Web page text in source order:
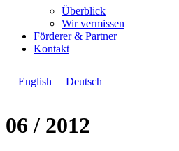
Überblick
Wir vermissen
Förderer & Partner
Kontakt
English Deutsch
06 / 2012